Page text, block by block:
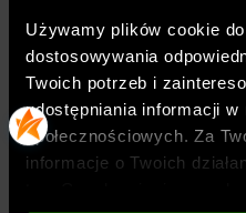
Używamy plików cookie
dostosowywania
Twoich potrzeb i
udostępniania informacji w
społecznościowych. Za
informacje o Twoich
uchwyt na pięcie
perforacje w
wentylacji
trwała, gumowa